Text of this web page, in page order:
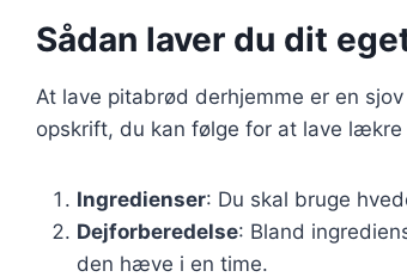
Sådan laver du dit
At lave pitabrød derhjemme er en
opskrift, du kan følge for at lave
Ingredienser: Du skal bruge
Dejforberedelse: Bland
den hæve i en time.